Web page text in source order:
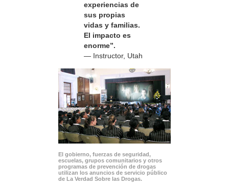
experiencias de
sus propias
vidas y familias.
El impacto es
enorme”.
— Instructor, Utah
El gobierno, fuerzas de seguridad,
escuelas, grupos comunitarios y otros
programas de prevención de drogas
utilizan los anuncios de servicio público
de La Verdad Sobre las Drogas.